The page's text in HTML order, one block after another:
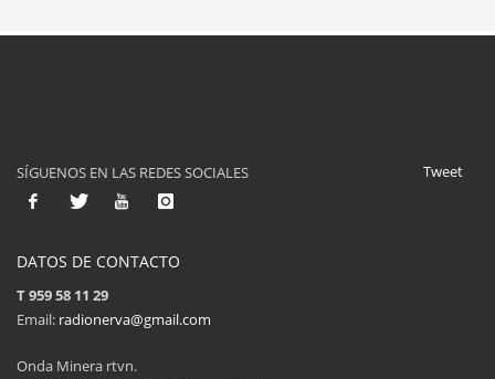
Tweet
SÍGUENOS EN LAS REDES SOCIALES
DATOS DE CONTACTO
T 959 58 11 29
Email: radionerva@gmail.com
Onda Minera rtvn.